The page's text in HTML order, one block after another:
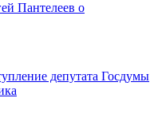
Пантелеев о
депутата Госдумы